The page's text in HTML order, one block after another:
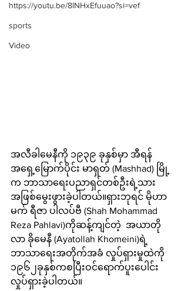
https://youtu.be/8lNHxEfuuao?si=vef
sports
Video
အလီခါမေနီကို ၁၉၃၉ ခုနှစ်မှာ အီရန်
အရှေ့မြောက်ပိုင်း မာရှတ် (Mashhad) မြို့
က ဘာသာရေးပညာရှင်တစ်ဦးရဲ့သား
အဖြစ်မွေးဖွားခဲ့ပါတယ်။ရှားဘုရင် မိုဟာ
မက် ရီဇာ ပါလပ်ဗီ (Shah Mohammad
Reza Pahlavi)ကိုဆန့်ကျင်တဲ့  အယာတို
လာ ခိုမေနီ (Ayatollah Khomeini)ရဲ့
ဘာသာရေးအတိုက်အခံ လှုပ်ရှားမှုထဲကို
၁၉၆၂ခုနှစ်ကစပြီးဝင်ရောက်ပူးပေါင်း
လှုပ်ရှားခဲ့ပါတယ်။